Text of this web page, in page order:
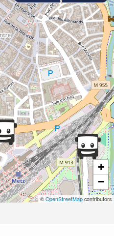
+
−
© OpenStreetMapcontributors